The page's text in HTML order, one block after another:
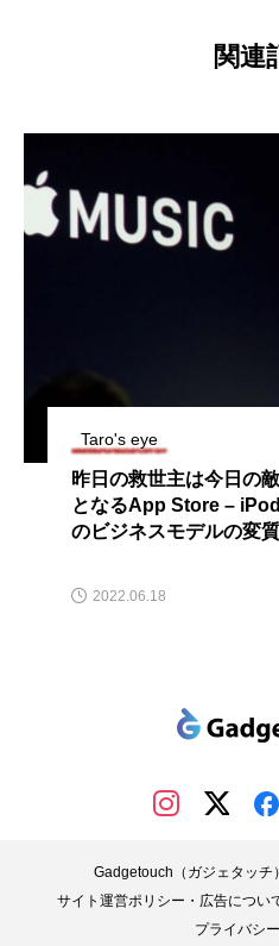
関連
Taro's eye
昨日の救世主は今日の
となるApp Store –
のビジネスモデルの変
2022.06.18
Gadgetouch（ガジェタッチ
サイト運営ポリシー・広告につい
プライバシ